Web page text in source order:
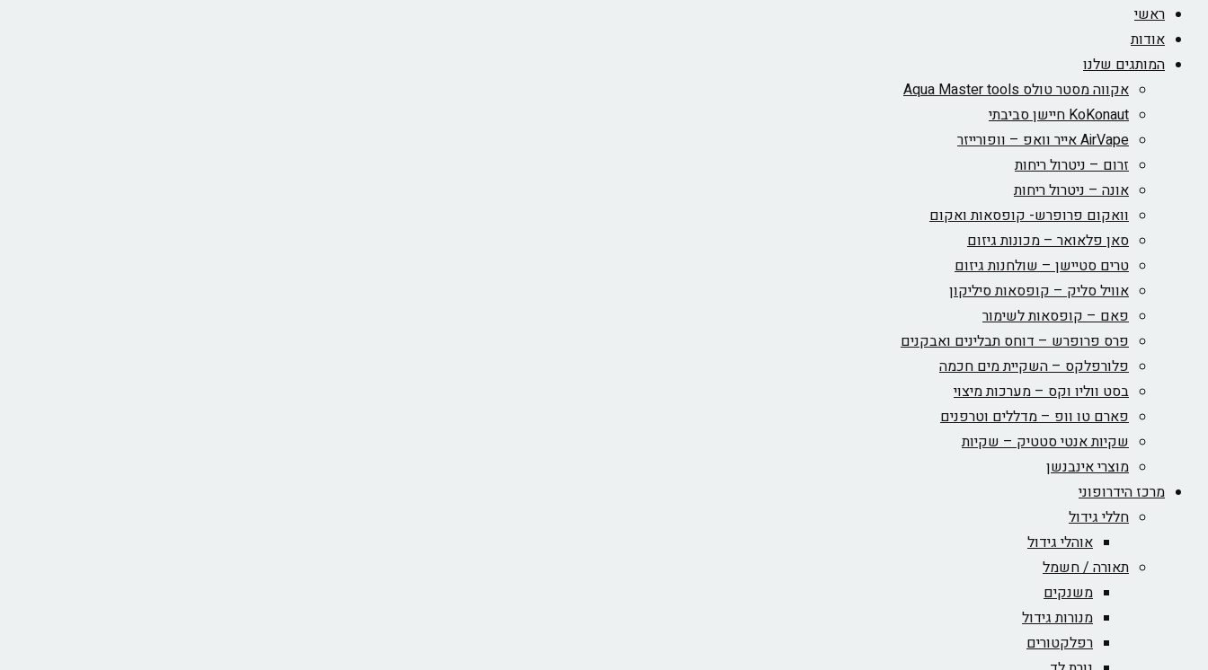
ראשי
אודות
המותגים שלנו
אקווה מסטר טולס Aqua Master tools
KoKonaut חיישן סביבתי
AirVape אייר וואפ – וופורייזר
זרום – ניטרול ריחות
אונה – ניטרול ריחות
וואקום פרופרש- קופסאות ואקום
סאן פלאואר – מכונות גיזום
טרים סטיישן – שולחנות גיזום
אוויל סליק – קופסאות סיליקון
פאם – קופסאות לשימור
פרס פרופרש – דוחס תבלינים ואבקנים
פלורפלקס – השקיית מים חכמה
בסט ווליו וקס – מערכות מיצוי
פארם טו וופ – מדללים וטרפנים
שקיות אנטי סטטיק – שקיות
מוצרי אינבנשן
מרכז הידרופוני
חללי גידול
אוהלי גידול
תאורה / חשמל
משנקים
מנורות גידול
רפלקטורים